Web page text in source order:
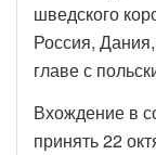
шведского
Россия,
главе с
Вхождение в
принять 22